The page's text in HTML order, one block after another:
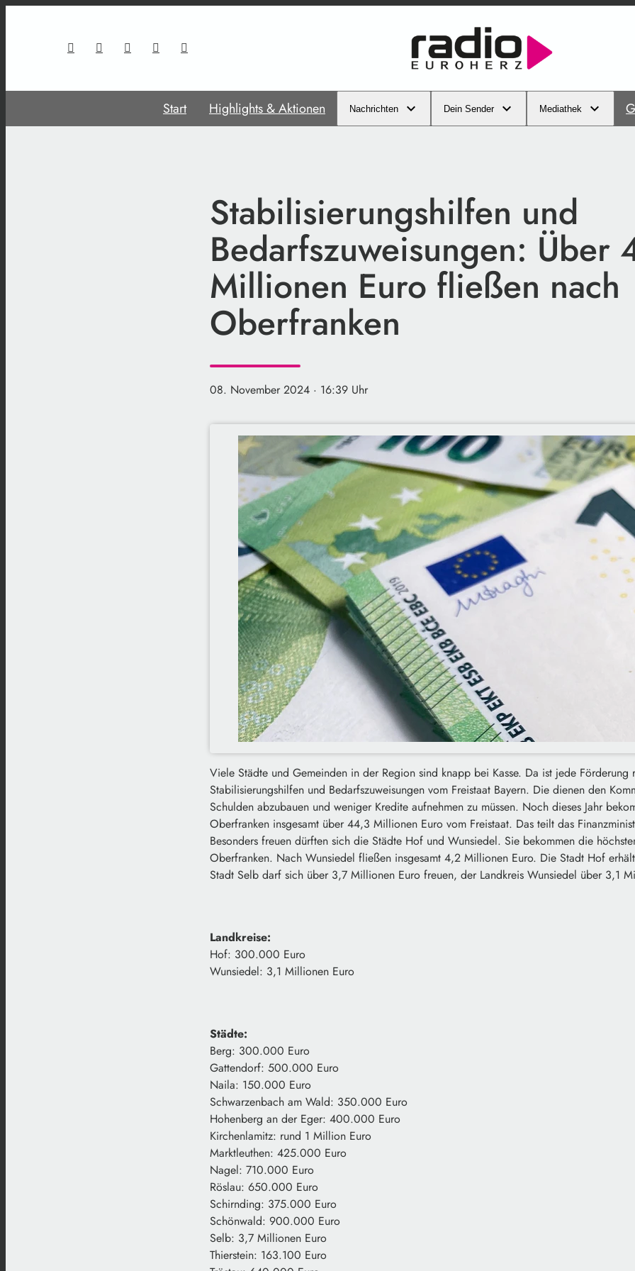
Start Highlights & Aktionen Nachrichten Dein Sender Mediathek
Stabilisierungshilfen und
Bedarfszuweisungen: Über
Millionen Euro fließen nach
Oberfranken
08. November 2024 · 16:39 Uhr
Viele Städte und Gemeinden in der Region sind knapp bei Kasse. Da ist jede Förderung
Stabilisierungshilfen und Bedarfszuweisungen vom Freistaat Bayern. Die dienen den
Schulden abzubauen und weniger Kredite aufnehmen zu müssen. Noch dieses Jahr
Oberfranken insgesamt über 44,3 Millionen Euro vom Freistaat. Das teilt das
Besonders freuen dürften sich die Städte Hof und Wunsiedel. Sie bekommen die
Oberfranken. Nach Wunsiedel fließen insgesamt 4,2 Millionen Euro. Die Stadt Hof
Stadt Selb darf sich über 3,7 Millionen Euro freuen, der Landkreis Wunsiedel über 3,1
Landkreise:
Hof: 300.000 Euro
Wunsiedel: 3,1 Millionen Euro
Städte:
Berg: 300.000 Euro
Gattendorf: 500.000 Euro
Naila: 150.000 Euro
Schwarzenbach am Wald: 350.000 Euro
Hohenberg an der Eger: 400.000 Euro
Kirchenlamitz: rund 1 Million Euro
Marktleuthen: 425.000 Euro
Nagel: 710.000 Euro
Röslau: 650.000 Euro
Schirnding: 375.000 Euro
Schönwald: 900.000 Euro
Selb: 3,7 Millionen Euro
Thierstein: 163.100 Euro